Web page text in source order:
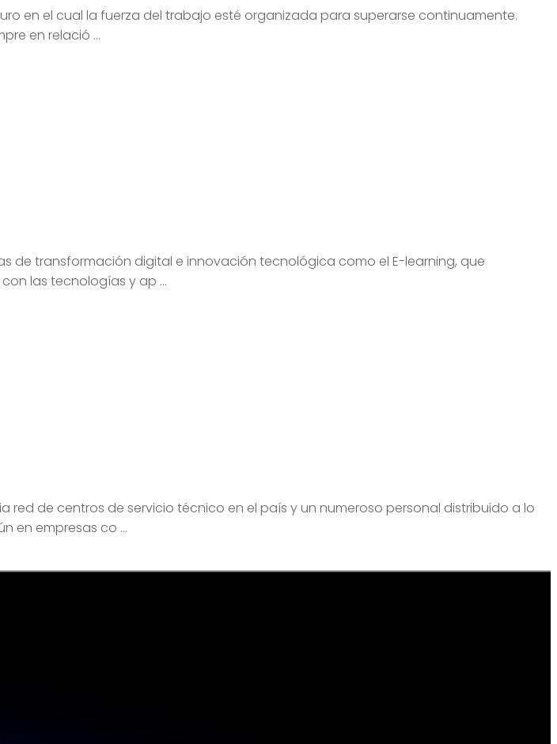
en el cual la fuerza del trabajo esté organizada para superarse continuamente.
en relació ...
de transformación digital e innovación tecnológica como el E-learning, que
las tecnologías y ap ...
de centros de servicio técnico en el país y un numeroso personal distribuido a lo
en empresas co ...